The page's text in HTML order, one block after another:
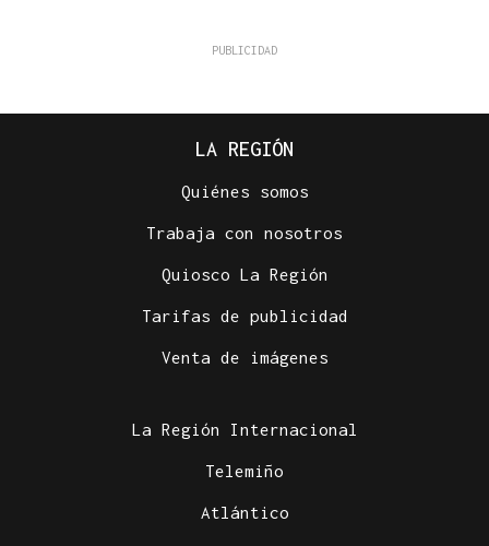
LA REGIÓN
Quiénes somos
Trabaja con nosotros
Quiosco La Región
Tarifas de publicidad
Venta de imágenes
La Región Internacional
Telemiño
Atlántico